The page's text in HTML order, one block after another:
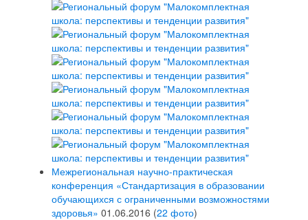
Межрегиональная научно-практическая
конференция «Стандартизация в образовании
обучающихся с ограниченными возможностями
здоровья» 01.06.2016 (22 фото)